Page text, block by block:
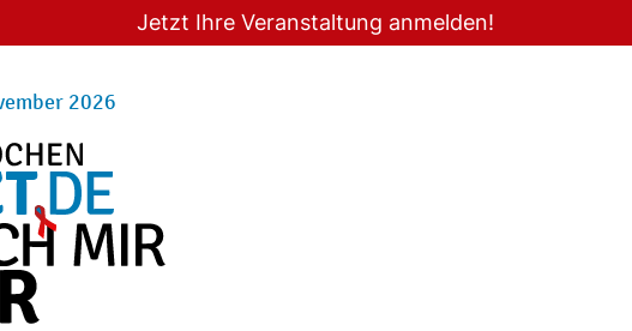
Jetzt Ihre Veranstaltung anmelden!
2026